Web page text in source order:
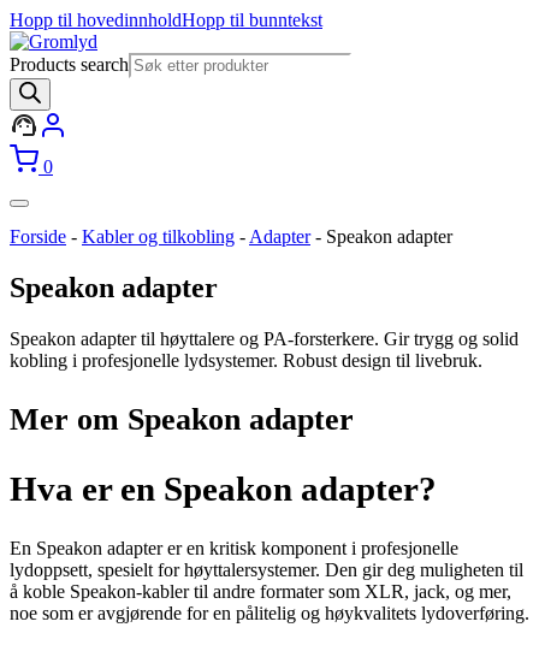
Hopp til hovedinnholdHopp til bunntekst
Products search
0
Forside - Kabler og tilkobling - Adapter- Speakon adapter
Speakon adapter
Speakon adapter til høyttalere og PA-forsterkere. Gir trygg og solid
kobling i profesjonelle lydsystemer. Robust design til livebruk.
Mer om Speakon adapter
Hva er en Speakon adapter?
En Speakon adapter er en kritisk komponent i profesjonelle
lydoppsett, spesielt for høyttalersystemer. Den gir deg muligheten til
å koble Speakon-kabler til andre formater som XLR, jack, og mer,
noe som er avgjørende for en pålitelig og høykvalitets lydoverføring.